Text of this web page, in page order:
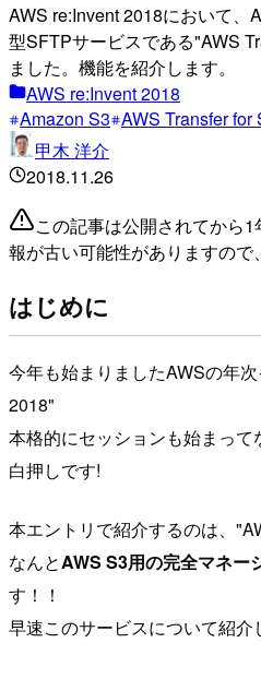
AWS re:Invent 2018において、
型SFTPサービスである"AWS
ました。機能を紹介します。
AWS re:Invent 2018
Amazon S3 AWS Transfer for
甲木 洋介
2018.11.26
この記事は公開されてから
報が古い可能性がありますので
はじめに
今年も始まりましたAWSの年
2018"
本格的にセッションも始まっ
白押しです!
本エントリで紹介するのは、
なんとAWS S3用の完全マネー
す！！
早速このサービスについて紹介